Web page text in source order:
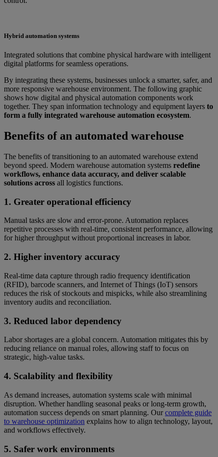
Hybrid automation systems
Integrated solutions that combine physical hardware with intelligent
digital platforms for seamless operations.
By integrating these systems, businesses unlock a smarter, safer, and
more responsive warehouse environment. The following graphic
shows how digital and physical automation components work
together. They span information technology and equipment layers to
form a fully integrated warehouse automation ecosystem.
Benefits of an automated warehouse
The benefits of transitioning to an automated warehouse extend
beyond speed. Modern warehouse automation systems redefine
workflows, enhance data accuracy, and deliver scalable
solutions across all logistics functions.
1. Greater operational efficiency
Manual tasks are slow and error-prone. Automation replaces
repetitive processes with real-time, consistent performance, allowing
for higher throughput without proportional increases in labor.
2. Higher inventory accuracy
Real-time data capture through radio frequency identification
(RFID), barcode scanners, and Internet of Things (IoT) sensors
reduces the risk of stockouts and mispicks, while also streamlining
inventory audits and reconciliation.
3. Reduced labor dependency
Labor shortages are a global concern. Automation mitigates this by
reducing reliance on manual roles, allowing staff to focus on
strategic, high-value tasks.
4. Scalability and flexibility
As demand increases, automation systems scale with minimal
disruption. Whether handling seasonal peaks or long-term growth,
automation success depends on smart planning. Ourcomplete guide
to warehouse optimization explains how to align technology, layout,
and workflows effectively.
5. Safer work environments